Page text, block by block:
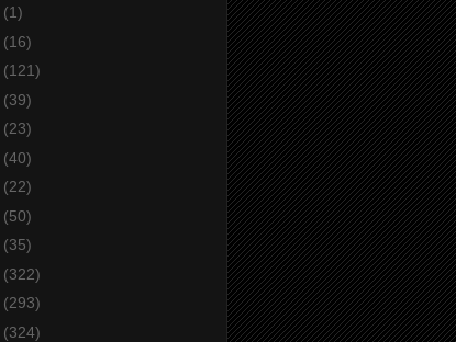
(1)
(16)
(121)
(39)
(23)
(40)
(22)
(50)
(35)
(322)
(293)
(324)